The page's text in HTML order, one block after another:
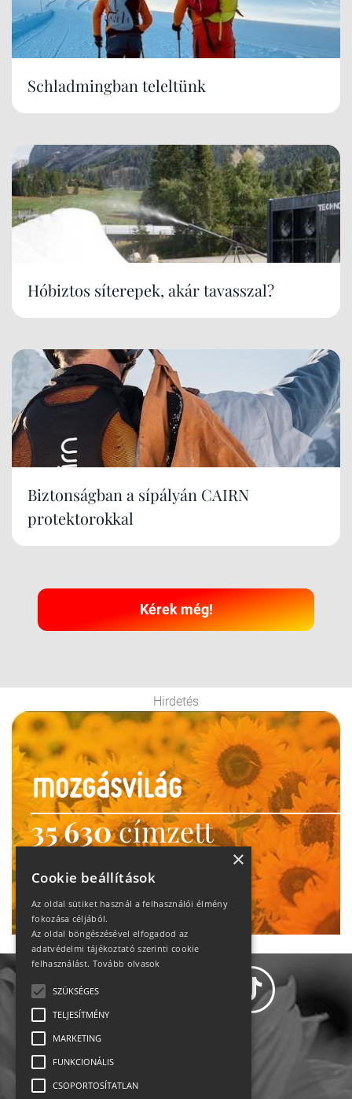
Schladmingban teleltünk
Hóbiztos síterepek, akár tavasszal?
Biztonságban a sípályán CAIRN
protektorokkal
Kérek még!
Hirdetés
35 630címzett
heti motiváció
Ne maradj le!
Állásajánlatok
×
Cookie beállítások
Az oldal sütiket használ a felhasználói élmény
fokozása céljából.
Az oldal böngészésével elfogadod az
adatvédelmi tájékoztató szerinti cookie
felhasználást. Tovább olvasok
SZÜKSÉGES
TELJESÍTMÉNY
MARKETING
FUNKCIONÁLIS
CSOPORTOSÍTATLAN